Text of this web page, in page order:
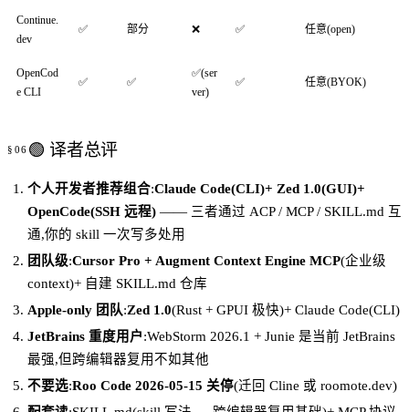
Continue.
dev
✅ 部分 ❌ ✅ 任意(open)
OpenCod
e CLI
✅ ✅
✅(ser
ver)
✅ 任意(BYOK)
🟢 译者总评
个人开发者推荐组合:Claude Code(CLI)+ Zed 1.0(GUI)+
OpenCode(SSH 远程) —— 三者通过 ACP / MCP / SKILL.md 互
通,你的 skill 一次写多处用
团队级:Cursor Pro + Augment Context Engine MCP(企业级
context)+ 自建 SKILL.md 仓库
Apple-only 团队:Zed 1.0(Rust + GPUI 极快)+ Claude Code(CLI)
JetBrains 重度用户:WebStorm 2026.1 + Junie 是当前 JetBrains
最强,但跨编辑器复用不如其他
不要选:Roo Code 2026-05-15 关停(迁回 Cline 或 roomote.dev)